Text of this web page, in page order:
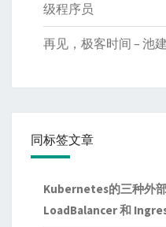
级程序员
再见，极客时间 – 池
同标签文章
Kubernetes的三种外
LoadBalancer 和